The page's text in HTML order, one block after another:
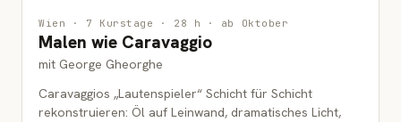
MALEREI
ERWACHSENE
Wien · 7 Kurstage · 28 h · ab Oktober
Malen wie Caravaggio
mit George Gheorghe
Caravaggios „Lautenspieler“ Schicht für Schicht
rekonstruieren: Öl auf Leinwand, dramatisches Licht,